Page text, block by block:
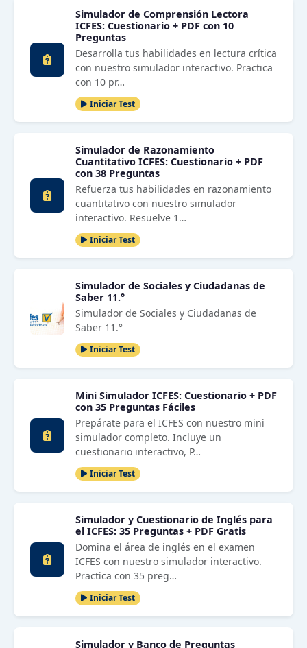
Simulador de Comprensión Lectora
ICFES: Cuestionario + PDF con 10
Preguntas
Desarrolla tus habilidades en lectura crítica
con nuestro simulador interactivo. Practica
con 10 pr…
Iniciar Test
Simulador de Razonamiento
Cuantitativo ICFES: Cuestionario + PDF
con 38 Preguntas
Refuerza tus habilidades en razonamiento
cuantitativo con nuestro simulador
interactivo. Resuelve 1…
Iniciar Test
Simulador de Sociales y Ciudadanas de
Saber 11.°
Simulador de Sociales y Ciudadanas de
Saber 11.°
Iniciar Test
Mini Simulador ICFES: Cuestionario + PDF
con 35 Preguntas Fáciles
Prepárate para el ICFES con nuestro mini
simulador completo. Incluye un
cuestionario interactivo, P…
Iniciar Test
Simulador y Cuestionario de Inglés para
el ICFES: 35 Preguntas + PDF Gratis
Domina el área de inglés en el examen
ICFES con nuestro simulador interactivo.
Practica con 35 preg…
Iniciar Test
Simulador y Banco de Preguntas